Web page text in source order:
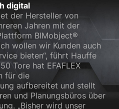
digital
der Hersteller von
Jahren mit der
BIMobject®
wollen wir Kunden auch
bieten“, führt Hauffe
Tore hat EFAFLEX
für die
aufbereitet und stellt
und Planungsbüros über
„Bisher wird unser